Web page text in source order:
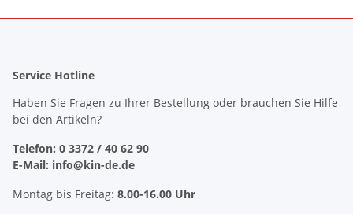
Service Hotline
Haben Sie Fragen zu Ihrer Bestellung oder brauchen Sie Hilfe
bei den Artikeln?
Telefon: 0 3372 / 40 62 90
E-Mail: info@kin-de.de
Montag bis Freitag: 8.00-16.00 Uhr